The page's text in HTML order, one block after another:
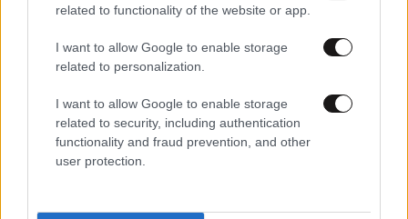
related to functionality of the website or app.
I want to allow Google to enable storage
related to personalization.
I want to allow Google to enable storage
related to security, including authentication
functionality and fraud prevention, and other
user protection.
Τεράστιος πύθωνας με πρησμένη κοιλιά
Αυτό ήταν το τελευταίο του γεύμα